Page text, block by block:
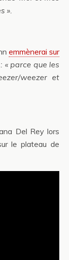
».
emmènerai sur
« parce que les
weezer et
Del Rey lors
le plateau de